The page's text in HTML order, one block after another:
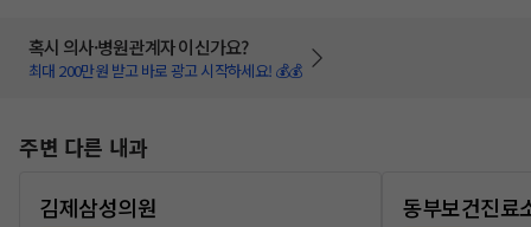
혹시 의사·병원관계자 이신가요?
최대 200만원 받고 바로 광고 시작하세요! 💰💰
주변 다른 내과
김제삼성의원
동부보건진료